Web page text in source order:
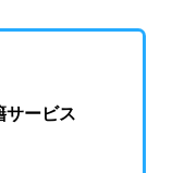
サービス